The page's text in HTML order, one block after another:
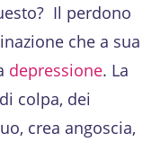
Il perdono
che a sua
depressione. La
colpa, dei
crea angoscia,